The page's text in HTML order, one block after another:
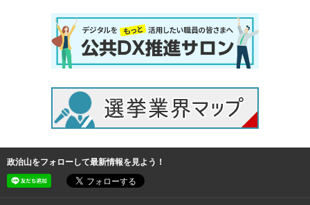
政治山をフォローして最新情報を見よう！